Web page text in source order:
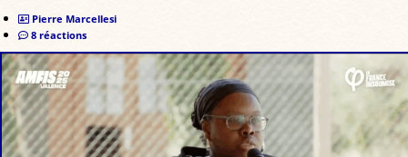
Pierre Marcellesi
8 réactions